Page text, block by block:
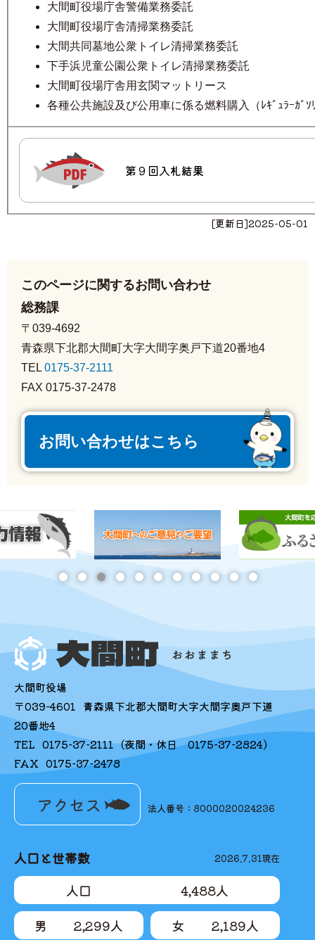
大間町役場庁舎警備業務委託
大間町役場庁舎清掃業務委託
大間共同墓地公衆トイレ清掃業務委託
下手浜児童公園公衆トイレ清掃業務委託
大間町役場庁舎用玄関マットリース
各種公共施設及び公用車に係る燃料購入（ﾚｷﾞｭﾗｰｶﾞ
第９回入札結果
[更新日]2025-05-01
このページに関するお問い合わせ
総務課
〒039-4692
青森県下北郡大間町大字大間字奥戸下道20番地4
TEL 0175-37-2111
FAX 0175-37-2478
お問い合わせはこちら
大間町役場
〒039-4601 青森県下北郡大間町大字大間字奥戸下道
20番地4
TEL 0175-37-2111 (夜間・休日0175-37-2824)
FAX 0175-37-2478
アクセス 法人番号：8000020024236
人口と世帯数 2026.7.31現在
人口 4,488人
男
2,299人 女 2,189人